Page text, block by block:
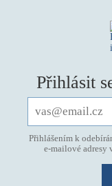
Přihlásit
Přihlášením k
e-mailové adresy